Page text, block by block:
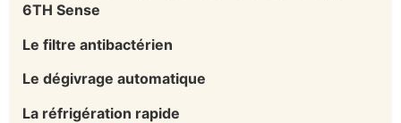
6TH Sense
Le filtre antibactérien
Le dégivrage automatique
La réfrigération rapide